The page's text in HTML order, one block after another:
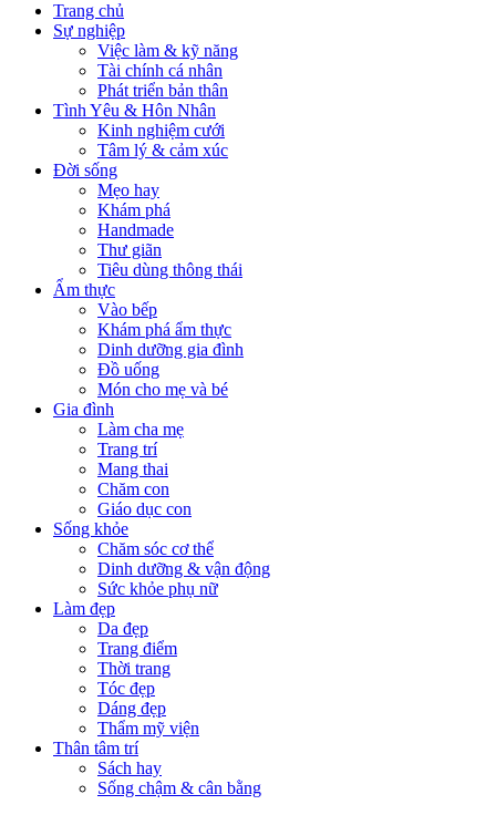
Trang chủ
Sự nghiệp
Việc làm & kỹ năng
Tài chính cá nhân
Phát triển bản thân
Tình Yêu & Hôn Nhân
Kinh nghiệm cưới
Tâm lý & cảm xúc
Đời sống
Mẹo hay
Khám phá
Handmade
Thư giãn
Tiêu dùng thông thái
Ẩm thực
Vào bếp
Khám phá ẩm thực
Dinh dưỡng gia đình
Đồ uống
Món cho mẹ và bé
Gia đình
Làm cha mẹ
Trang trí
Mang thai
Chăm con
Giáo dục con
Sống khỏe
Chăm sóc cơ thể
Dinh dưỡng & vận động
Sức khỏe phụ nữ
Làm đẹp
Da đẹp
Trang điểm
Thời trang
Tóc đẹp
Dáng đẹp
Thẩm mỹ viện
Thân tâm trí
Sách hay
Sống chậm & cân bằng